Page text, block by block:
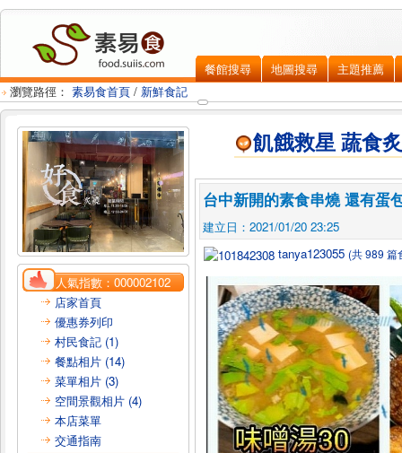
餐館搜尋 地圖搜尋
主題推薦
瀏覽路徑： 素易食首頁 / 新鮮食記
人氣指數：000002102
店家首頁
優惠券列印
村民食記 (1)
餐點相片 (14)
菜單相片 (3)
空間景觀相片 (4)
本店菜單
交通指南
飢餓救星 蔬食
台中新開的素食串燒 還有蛋
建立日：2021/01/20 23:25
tanya123055 (共 989 篇